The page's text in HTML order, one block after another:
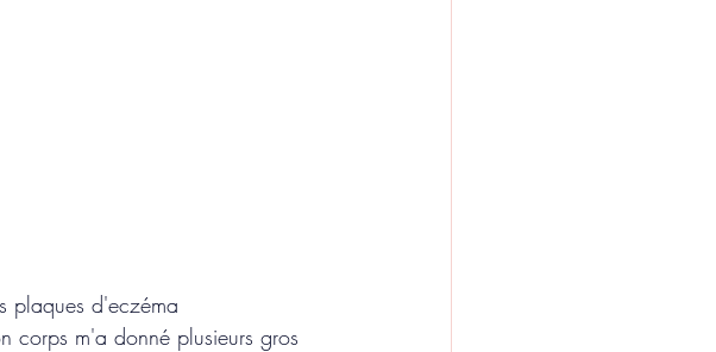
plaques d'eczéma
corps m'a donné plusieurs gros